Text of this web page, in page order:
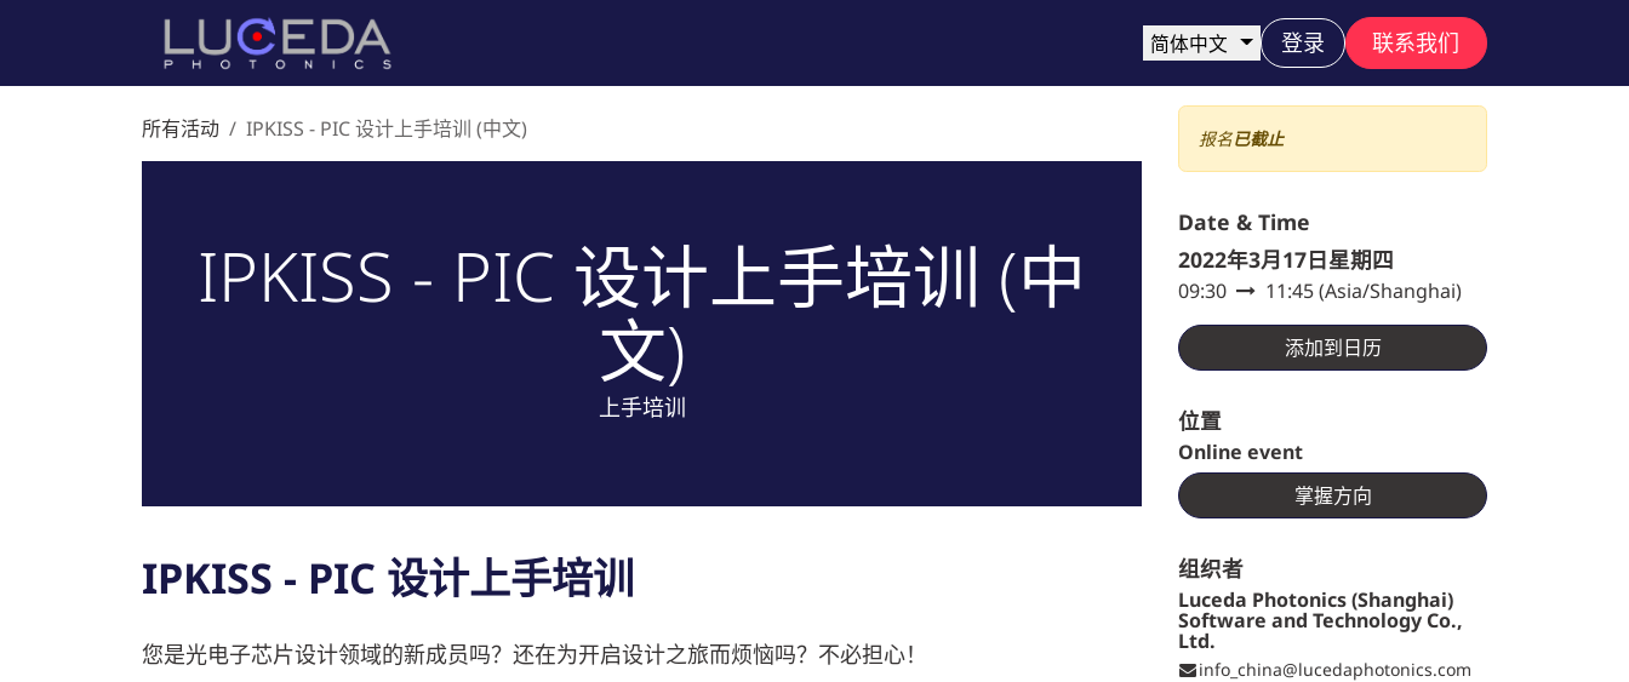
简体中文 登录 联系我们
所有活动 IPKISS - PIC 设计上手培训 (中文)
IPKISS - PIC 设计上手培训 (中
文)
上手培训
IPKISS - PIC 设计上手培训
您是光电子芯片设计领域的新成员吗？还在为开启设计之旅而烦恼吗？不必担心！
报名已截止
Date & Time
2022年3月17日星期四
09:30 11:45(Asia/Shanghai)
添加到日历
位置
Online event
掌握方向
组织者
Luceda Photonics (Shanghai)
Software and Technology Co.,
Ltd.
info_china@lucedaphotonics.com